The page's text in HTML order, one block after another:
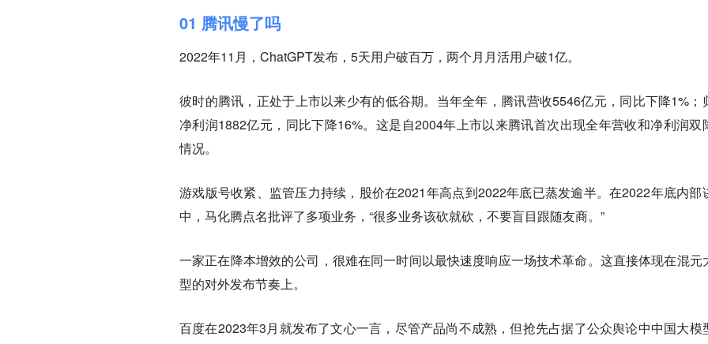
01 腾讯慢了吗
2022年11月，ChatGPT发布，5天用户破百万，两个月月活用户破1亿。
彼时的腾讯，正处于上市以来少有的低谷期。当年全年，腾讯营收5546亿元，同比下降1%；
净利润1882亿元，同比下降16%。这是自2004年上市以来腾讯首次出现全年营收和净利润双
情况。
游戏版号收紧、监管压力持续，股价在2021年高点到2022年底已蒸发逾半。在2022年底内部
中，马化腾点名批评了多项业务，“很多业务该砍就砍，不要盲目跟随友商。 ”
一家正在降本增效的公司，很难在同一时间以最快速度响应一场技术革命。这直接体现在混元
型的对外发布节奏上。
百度在2023年3月就发布了文心一言，尽管产品尚不成熟，但抢先占据了公众舆论中中国大模